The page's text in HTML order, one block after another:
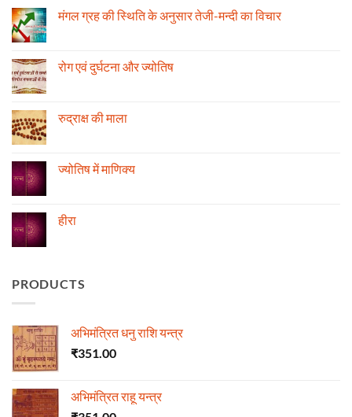
मंगल ग्रह की स्थिति के अनुसार तेजी-मन्दी का विचार
मंगल
ग्रह
अनुसार
तेजी-
रोग एवं दुर्घटना और ज्योतिष
रोग
एवं
रुद्राक्ष की माला
रुद्राक्ष
की
ज्योतिष में माणिक्य
ज्योतिष
मेंहीरा
PRODUCTS
अभिमंत्रित धनु राशि यन्त्र
₹351.00
अभिमंत्रित राहू यन्त्र